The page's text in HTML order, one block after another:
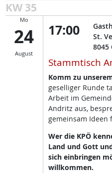
KW 35
Mo
24
August
17:00
St.
8045
Stammtisch
Komm zu
geselliger Runde
Arbeit im
Andritz aus,
gemeinsam Ideen
Wer die KPÖ
Land und Gott
sich einbringen
willkommen.